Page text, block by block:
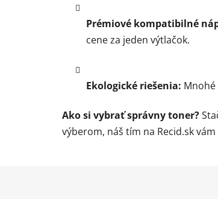
Prémiové kompatibilné
cene za jeden výtlačok.
Ekologické riešenia:
Ako si vybrať správny toner?
výberom, náš tím na Recid.sk